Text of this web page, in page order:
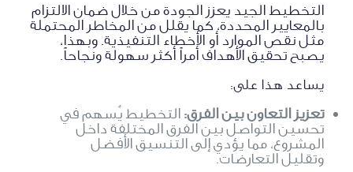
التخطيط الجيد يعزز الجودة من خلال ضمان الالتزام
بالمعايير المحددة، كما يقلل من المخاطر المحتملة
مثل نقص الموارد أو الأخطاء التنفيذية. وبهذا،
يصبح تحقيق الأهداف أمراً أكثر سهولة ونجاحاً.
يساعد هذا على:
تعزيز التعاون بين الفرق: التخطيط يُسهم في
تحسين التواصل بين الفرق المختلفة داخل
المشروع، مما يؤدي إلى التنسيق الأفضل
وتقليل التعارضات.